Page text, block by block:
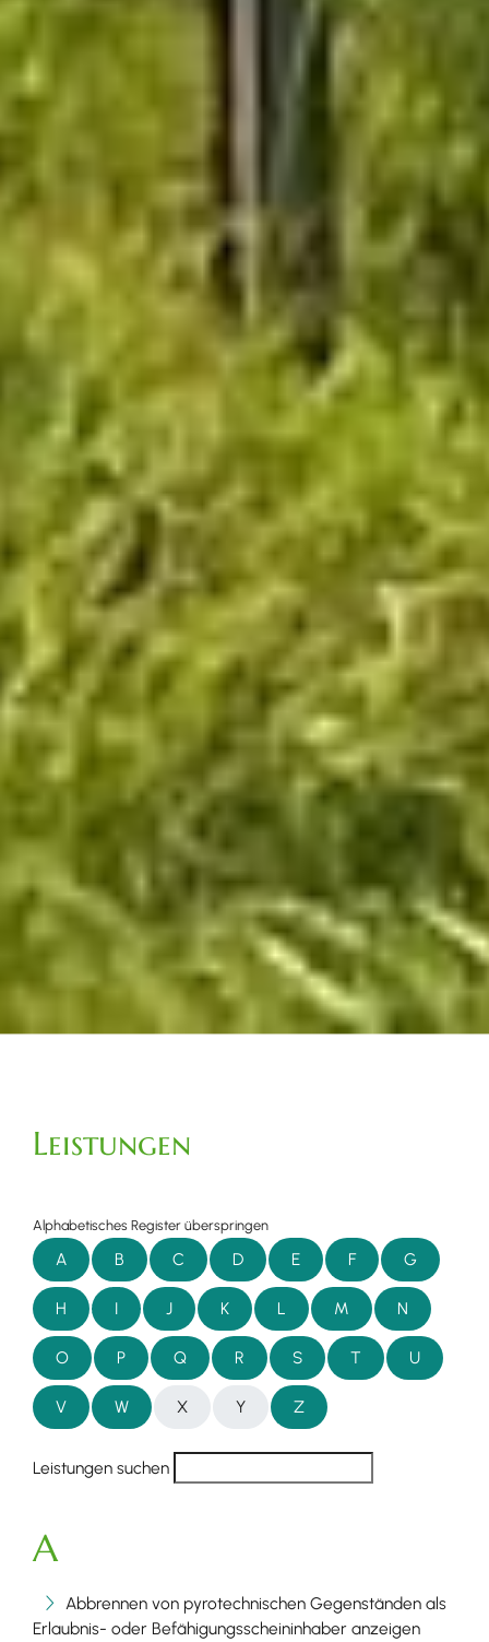
Leistungen
Alphabetisches Register überspringen
A B C D E F G
H I J K L M N
O P Q R S T U
V W X Y Z
Leistungen suchen
A
Abbrennen von pyrotechnischen Gegenständen als
Erlaubnis- oder Befähigungsscheininhaber anzeigen